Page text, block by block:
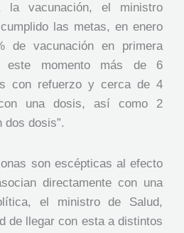
la vacunación, el ministro
las metas, en enero
de vacunación en primera
este momento más de 6
con refuerzo y cerca de 4
una dosis, así como 2
dos dosis”.
son escépticas al efecto
directamente con una
el ministro de Salud,
de llegar con esta a distintos